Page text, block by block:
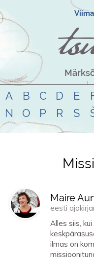
A B C D E
N
O P R S
Tsitaadid
Maire
eesti
Alles siis,
ilmas on